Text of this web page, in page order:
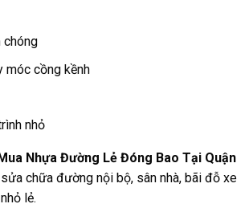
chóng
móc cồng kềnh
nhỏ
Mua Nhựa Đường Lẻ Đóng Bao Tại Quận
chữa đường nội bộ, sân nhà, bãi đỗ xe
lẻ.